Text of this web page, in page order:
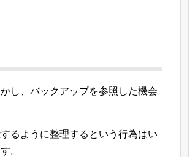
し、バックアップを参照した機会
るように整理するという行為はい
。